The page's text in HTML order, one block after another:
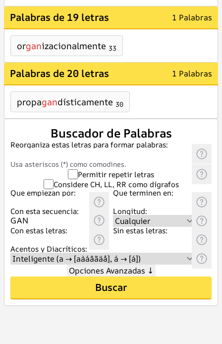
Palabras de 19 letras 1 Palabras
organizacionalmente 33
Palabras de 20 letras 1 Palabras
propagandísticamente 30
Buscador de Palabras
Reorganiza estas letras para formar palabras:
Usa asteriscos (*) como comodines.
Permitir repetir letras
Considere CH, LL, RR como dígrafos
Que empiezan por:
Que terminen en:
Con esta secuencia:
Longitud:
Con estas letras:
Sin estas letras:
Acentos y Diacríticos:
Opciones Avanzadas ↓
Buscar